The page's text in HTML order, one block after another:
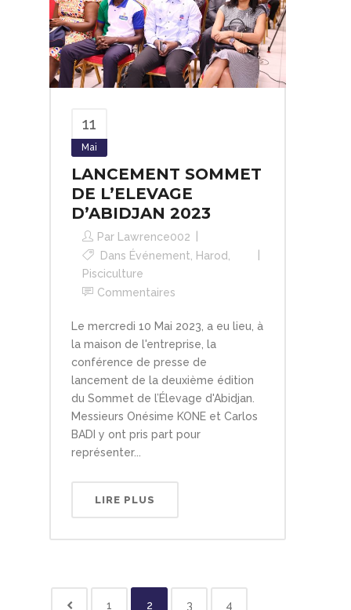
11
Mai
LANCEMENT SOMMET
DE L’ELEVAGE
D’ABIDJAN 2023
Par
Lawrence002
Dans Événement Harod
Pisciculture
Commentaires
Le mercredi 10 Mai 2023, a eu lieu, à
la maison de l'entreprise, la
conférence de presse de
lancement de la deuxième édition
du Sommet de l’Élevage d'Abidjan.
Messieurs Onésime KONE et Carlos
BADI y ont pris part pour
représenter...
LIRE PLUS
1 2 3 4